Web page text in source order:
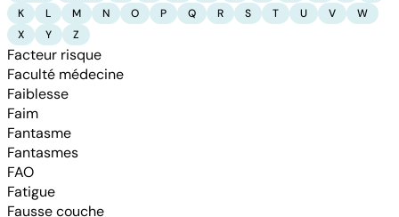
K
L M N O P Q R S T U V
W
X
Y Z
Facteur risque
Faculté médecine
Faiblesse
Faim
Fantasme
Fantasmes
FAO
Fatigue
Fausse couche